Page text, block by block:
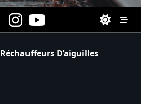
Réchauffeurs D’aiguilles